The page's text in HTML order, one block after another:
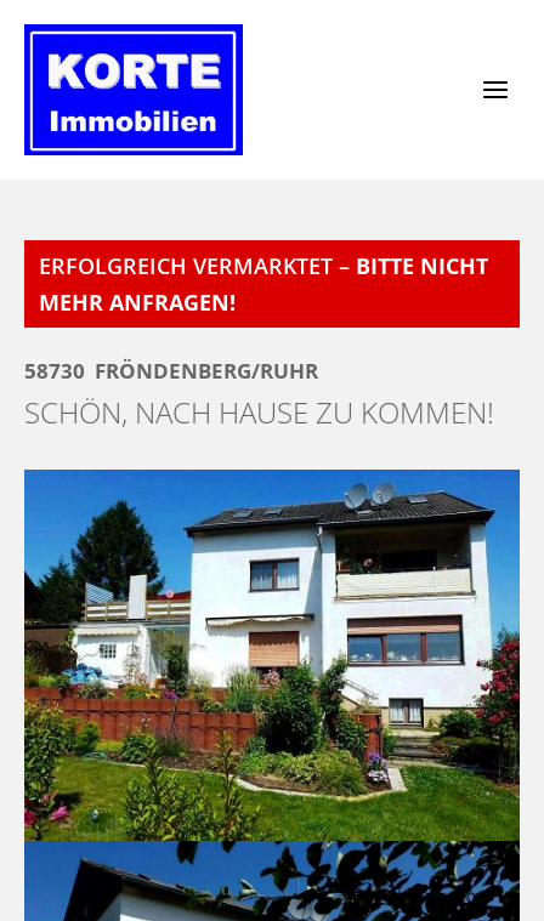
Inhalt
springen
ERFOLGREICH VERMARKTET – BITTE NICHT
MEHR ANFRAGEN!
58730 FRÖNDENBERG/RUHR
SCHÖN, NACH HAUSE ZU KOMMEN!